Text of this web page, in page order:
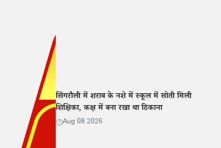
सिंगरौली में शराब के नशे में स्कूल में सोती मिली
शिक्षिका, कक्ष में बना रखा था ठिकाना
Aug 08 2026